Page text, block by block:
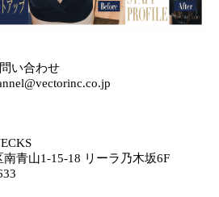
い合わせ
山1-15-18 リーラ乃木坂6F